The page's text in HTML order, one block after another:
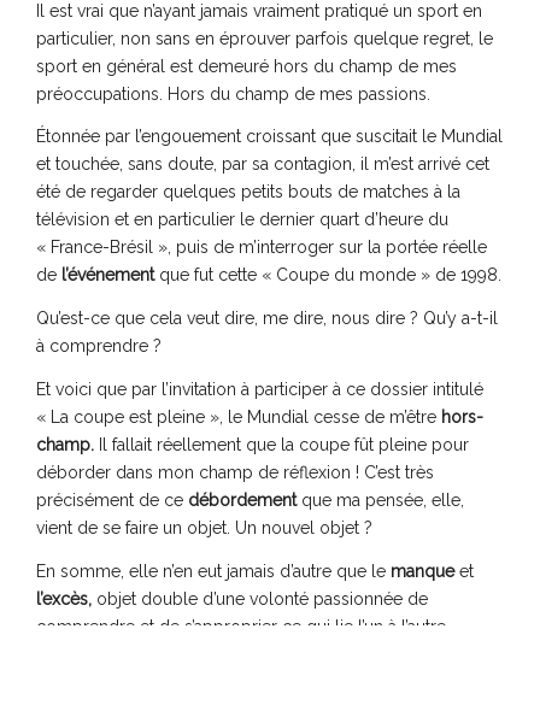
Il est vrai que n’ayant jamais vraiment pratiqué un sport en
particulier, non sans en éprouver parfois quelque regret, le
sport en général est demeuré hors du champ de mes
préoccupations. Hors du champ de mes passions.
Étonnée par l’engouement croissant que suscitait le Mundial
et touchée, sans doute, par sa contagion, il m’est arrivé cet
été de regarder quelques petits bouts de matches à la
télévision et en particulier le dernier quart d’heure du
« France-Brésil », puis de m’interroger sur la portée réelle
de l’événement que fut cette « Coupe du monde » de 1998.
Qu’est-ce que cela veut dire, me dire, nous dire ? Qu’y a-t-il
à comprendre ?
Et voici que par l’invitation à participer à ce dossier intitulé
« La coupe est pleine », le Mundial cesse de m’être hors-
champ.
Il fallait réellement que la coupe fût pleine pour
déborder dans mon champ de réflexion ! C’est très
précisément de ce débordement que ma pensée, elle,
vient de se faire un objet. Un nouvel objet ?
En somme, elle n’en eut jamais d’autre que le manqueet
l’excès, objet double d’une volonté passionnée de
comprendre et de s’approprier ce qui lie l’un à l’autre.